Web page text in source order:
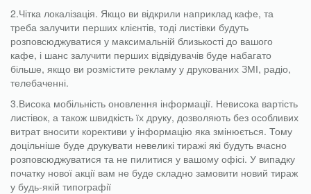
2.Чітка локалізація. Якщо ви відкрили наприклад кафе, та
треба залучити перших клієнтів, тоді листівки будуть
розповсюджуватися у максимальній близькості до вашого
кафе, і шанс залучити перших відвідувачів буде набагато
більше, якщо ви розмістите рекламу у друкованих ЗМІ, радіо,
телебаченні.
3.Висока мобільність оновлення інформації. Невисока вартість
листівок, а також швидкість їх друку, дозволяють без особливих
витрат вносити корективи у інформацію яка змінюється. Тому
доцільніше буде друкувати невеликі тиражі які будуть вчасно
розповсюджуватися та не пилитися у вашому офісі. У випадку
початку нової акції вам не буде складно замовити новий тираж
у будь-якій типографії